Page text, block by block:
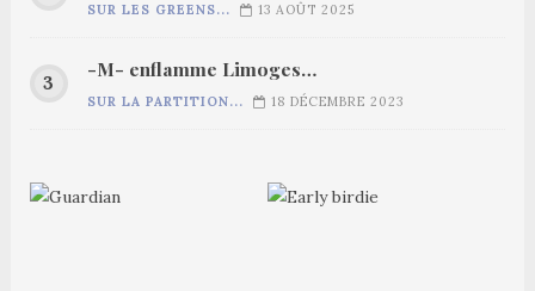
SUR LES GREENS... 13 AOÛT 2025
-M- enflamme Limoges…
SUR LA PARTITION... 18 DÉCEMBRE 2023